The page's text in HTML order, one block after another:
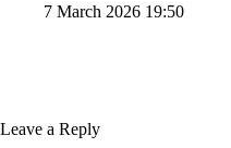
7 March 2026 19:50
Leave a Reply